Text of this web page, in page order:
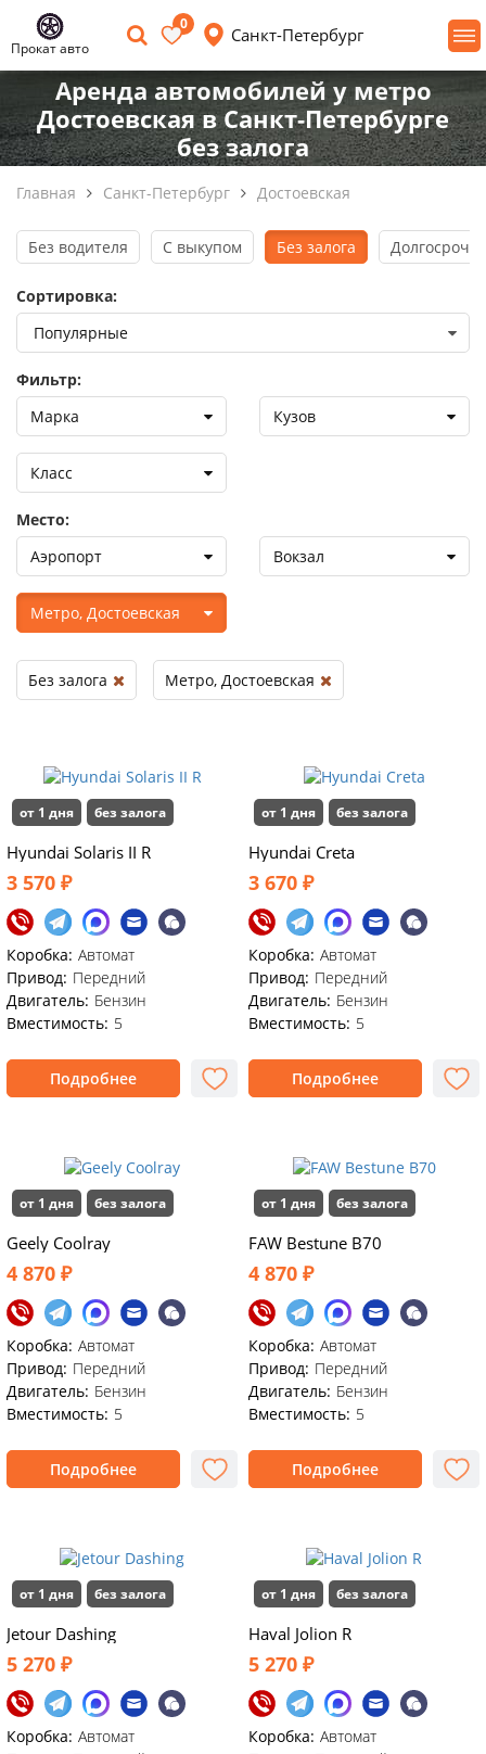
Прокат авто
0
Санкт-Петербург
Аренда автомобилей у метро
Достоевская в Санкт-Петербурге
без залога
Главная Санкт-Петербург Достоевская
от 1 дня без залога
Hyundai Solaris II R
3 570 ₽
Коробка: Автомат
Привод: Передний
Двигатель: Бензин
Вместимость: 5
Подробнее
от 1 дня без залога
Hyundai Creta
3 670 ₽
Коробка: Автомат
Привод: Передний
Двигатель: Бензин
Вместимость: 5
Подробнее
от 1 дня без залога
Geely Coolray
4 870 ₽
Коробка: Автомат
Привод: Передний
Двигатель: Бензин
Вместимость: 5
Подробнее
от 1 дня без залога
FAW Bestune B70
4 870 ₽
Коробка: Автомат
Привод: Передний
Двигатель: Бензин
Вместимость: 5
Подробнее
от 1 дня без залога
Jetour Dashing
5 270 ₽
Коробка: Автомат
от 1 дня без залога
Haval Jolion R
5 270 ₽
Коробка: Автомат
Без водителя С выкупом Без залога
Сортировка:
Фильтр:
Марка
Кузов
Класс
Место:
Аэропорт
Вокзал
Метро, Достоевская
Без залога Метро, Достоевская